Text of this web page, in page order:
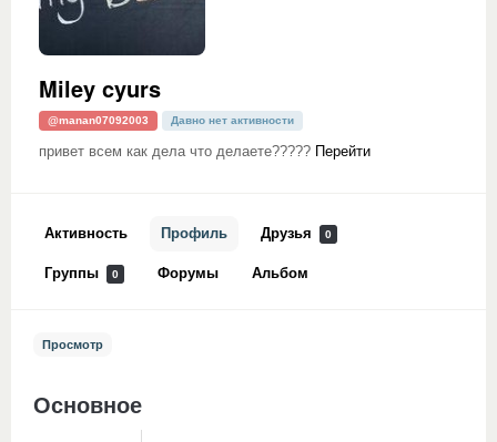
Miley cyurs
@manan07092003 Давно нет активности
привет всем как дела что делаете????? Перейти
Активность Профиль Друзья 0
Группы 0 Форумы Альбом
Просмотр
Основное